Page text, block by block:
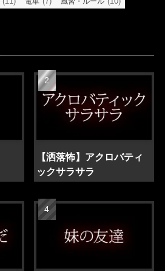
【洒落怖】アクロバティ
ックサラサラ